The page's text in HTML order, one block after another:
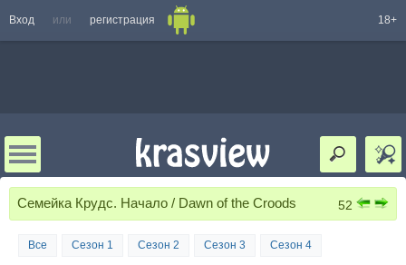
Вход или регистрация 18+
Семейка Крудс. Начало / Dawn of the Croods 52
Все Сезон 1 Сезон 2 Сезон 3 Сезон 4